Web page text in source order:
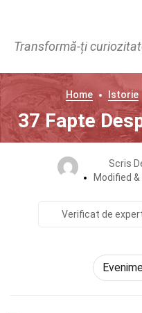
Transformă-ți
Home Istorie
37 Fapte
Scris
Modified
Verificat de